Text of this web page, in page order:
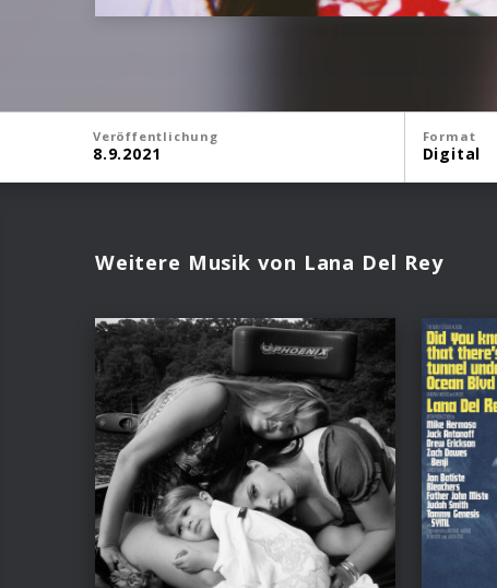
Veröffentlichung
8.9.2021
Format
Digital
Weitere Musik von Lana Del Rey